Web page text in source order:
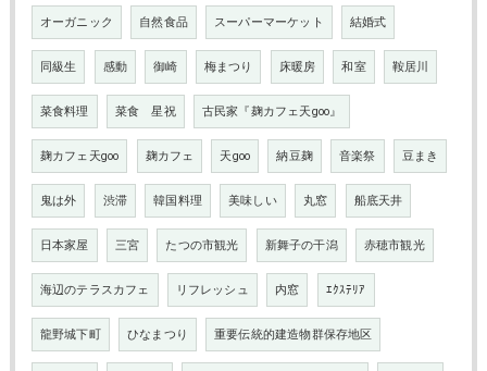
オーガニック 自然食品 スーパーマーケット 結婚式
同級生 感動 御崎 梅まつり 床暖房 和室 鞍居川
菜食料理 菜食 星祝 古民家『麹カフェ天goo』
麹カフェ天goo 麹カフェ 天goo 納豆麹 音楽祭 豆まき
鬼は外 渋滞 韓国料理 美味しい 丸窓 船底天井
日本家屋 三宮 たつの市観光 新舞子の干潟 赤穂市観光
海辺のテラスカフェ リフレッシュ 内窓 ｴｸｽﾃﾘｱ
龍野城下町 ひなまつり 重要伝統的建造物群保存地区